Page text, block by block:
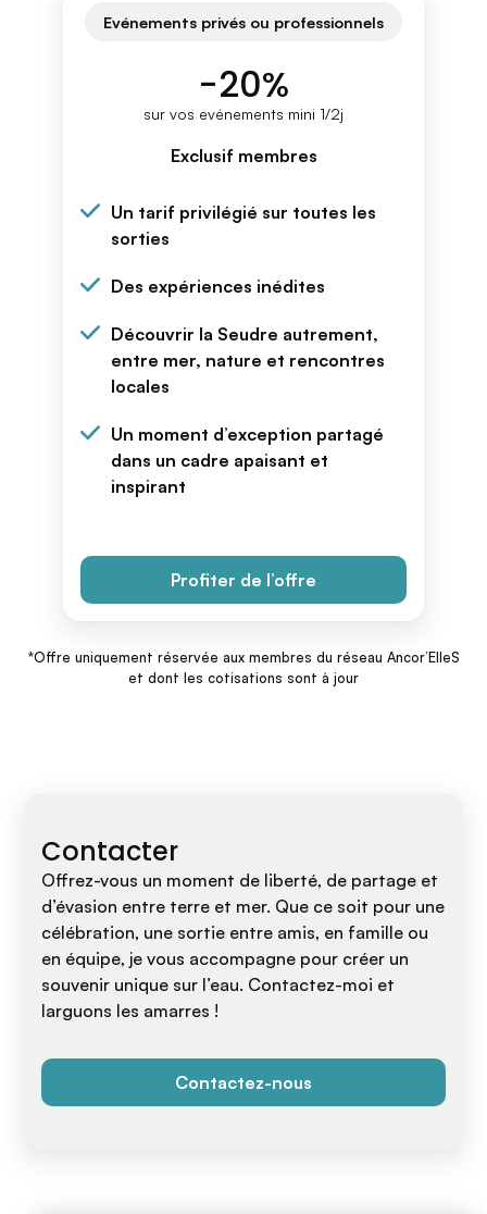
Evénements privés ou professionnels
-20%
sur vos evénements mini 1/2j
Exclusif membres
Un tarif privilégié sur toutes les
sorties
Des expériences inédites
Découvrir la Seudre autrement,
entre mer, nature et rencontres
locales
Un moment d’exception partagé
dans un cadre apaisant et
inspirant
Profiter de l’offre
*Offre uniquement réservée aux membres du réseau Ancor’ElleS
et dont les cotisations sont à jour
Contacter
Offrez-vous un moment de liberté, de partage et
d’évasion entre terre et mer. Que ce soit pour une
célébration, une sortie entre amis, en famille ou
en équipe, je vous accompagne pour créer un
souvenir unique sur l’eau. Contactez-moi et
larguons les amarres !
Contactez-nous